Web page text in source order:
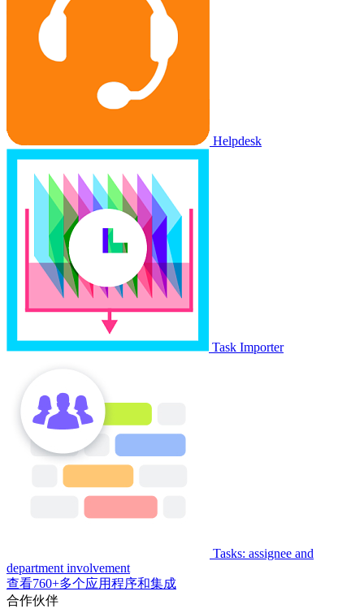
Helpdesk
Task Importer
Tasks: assignee and
department involvement
查看760+多个应用程序和集成
合作伙伴